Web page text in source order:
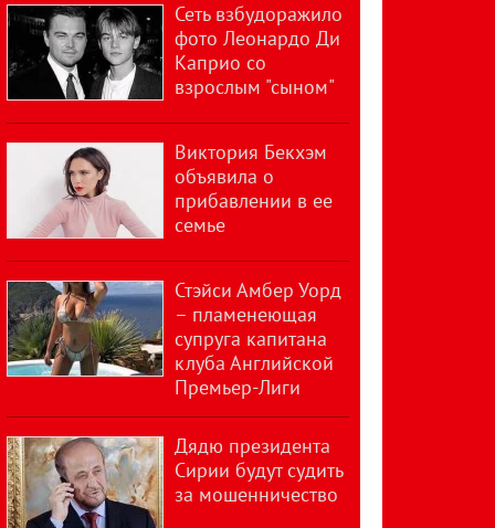
Сеть взбудоражило
фото Леонардо Ди
Каприо со
взрослым "сыном"
Виктория Бекхэм
объявила о
прибавлении в ее
семье
Стэйси Амбер Уорд
– пламенеющая
супруга капитана
клуба Английской
Премьер-Лиги
Дядю президента
Сирии будут судить
за мошенничество